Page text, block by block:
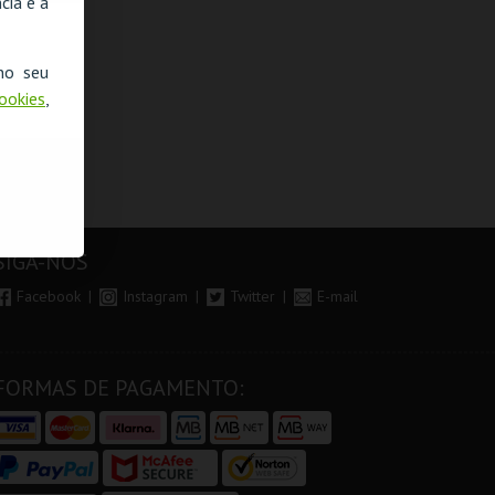
seu
,
NOS
Facebook Instagram Twitter E-mail
DE PAGAMENTO: